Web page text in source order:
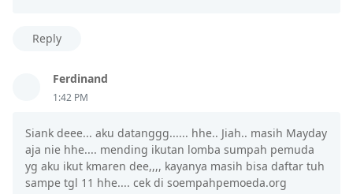
Reply
Ferdinand
1:42 PM
Siank deee... aku datanggg...... hhe.. Jiah.. masih Mayday
aja nie hhe.... mending ikutan lomba sumpah pemuda
yg aku ikut kmaren dee,,,, kayanya masih bisa daftar tuh
sampe tgl 11 hhe.... cek di soempahpemoeda.org